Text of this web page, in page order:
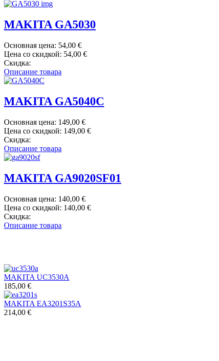
MAKITA GA5030
Основная цена: 54,00 €
Цена со скидкой: 54,00 €
Скидка:
Описание товара
MAKITA GA5040C
Основная цена: 149,00 €
Цена со скидкой: 149,00 €
Скидка:
Описание товара
MAKITA GA9020SF01
Основная цена: 140,00 €
Цена со скидкой: 140,00 €
Скидка:
Описание товара
MAKITA UC3530A
185,00 €
MAKITA EA3201S35A
214,00 €